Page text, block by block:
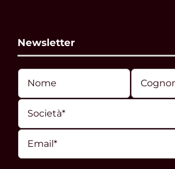
Newsletter